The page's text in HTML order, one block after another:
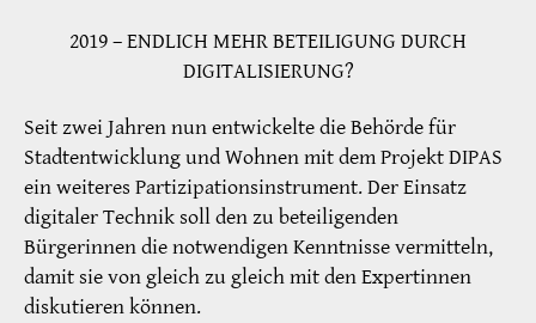
2019 – ENDLICH MEHR BETEILIGUNG DURCH
DIGITALISIERUNG?
Seit zwei Jahren nun entwickelte die Behörde für
Stadtentwicklung und Wohnen mit dem Projekt DIPAS
ein weiteres Partizipationsinstrument. Der Einsatz
digitaler Technik soll den zu beteiligenden
Bürgerinnen die notwendigen Kenntnisse vermitteln,
damit sie von gleich zu gleich mit den Expertinnen
diskutieren können.